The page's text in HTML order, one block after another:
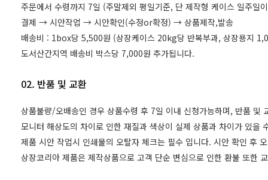
주문에서 수령까지 7일 (주말제외 평일기준, 단 제작형 케이스 일주일
결제 → 시안작업 → 시안확인(수정or확정) → 상품제작,발송
배송비 : 1box당 5,500원 (상장케이스 20kg당 반복부과, 상장용지
도서산간지역 배송비 박스당 7,000원 추가됩니다.
02. 반품 및 교환
상품불량/오배송인 경우 상품수령 후 7일 이내 신청가능하며, 반품 및
모니터 해상도의 차이로 인한 재질과 색상이 실제 상품과 차이가 있
제품 시안 작업시 인쇄물의 오탈자 체크는 필수 입니다. 시안 확인 후
상장코리아 제품은 제작상품으로 고객 단순 변심으로 인한 환불 또한